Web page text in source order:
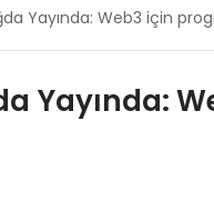
Yayında: Web3 için
Yayında: